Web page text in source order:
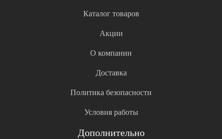
Каталог товаров
Акции
О компании
Доставка
Политика безопасности
Условия работы
Дополнительно